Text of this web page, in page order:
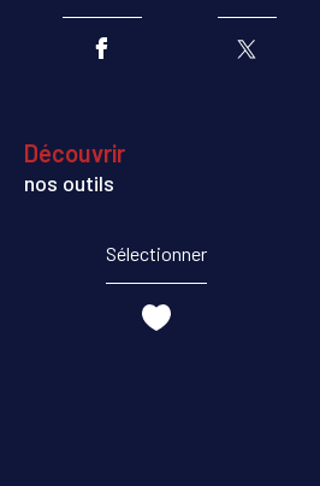
découvrir
nos outils
Sélectionner